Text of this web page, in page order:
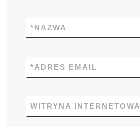
NAZWA
*
ADRES EMAIL
*
WITRYNA INTERNETOWA